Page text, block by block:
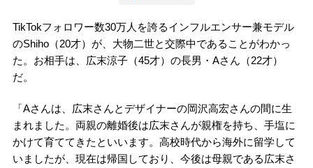
TikTokフォロワー数30万人を誇るインフルエンサー兼モデル
のShiho（20才）が、大物二世と交際中であることがわかっ
た。お相手は、広末涼子（45才）の長男・Aさん（22才）
だ。
「Aさんは、広末さんとデザイナーの岡沢高宏さんの間に生
まれました。両親の離婚後は広末さんが親権を持ち、手塩に
かけて育ててきたといいます。高校時代から海外に留学して
いましたが、現在は帰国しており、今後は母親である広末さ